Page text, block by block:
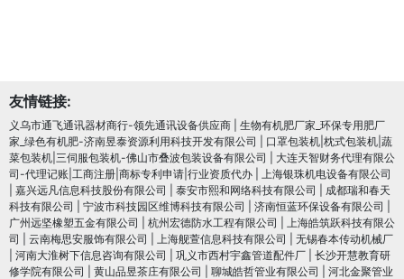
友情链接:
义乌市通飞通讯器材商行-领先通讯设备供应商
生物有机肥厂家_环保专用肥厂
家_绿色有机肥-济南昱泰资源利用科技开发有限公司
口罩包装机|枕式包装机|蔬
菜包装机|三伺服包装机-佛山市叠波包装设备有限公司
大连天智财务代理有限公
司-代理记账|工商注册|商标专利申请|行业资质代办
上海银珠机电设备有限公司
嘉兴远凡信息科技股份有限公司 泰安市熙和网络科技有限公司
成都瑞和春天
科技有限公司
宁波市科技园区维博科技有限公司 济南恒蓝环保设备有限公司
广州远坚橡塑五金有限公司
杭州宏德防水工程有限公司
上海皓筑跃科技有限公
司
云南梅思安服饰有限公司 上海舰萱信息科技有限公司
无锡春本传动机械厂
河南大淮树下信息咨询有限公司 巩义市西村宇鑫管道配件厂
长沙开慧教育研
修学院有限公司
黄山品昱茶庄有限公司 聊城皓哲管业有限公司
河北金聚管业